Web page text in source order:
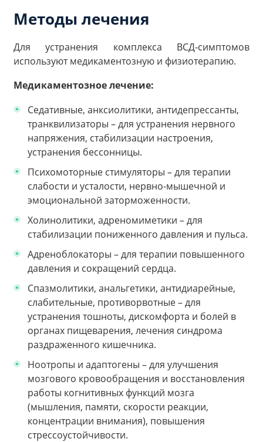
Методы лечения
Для устранения комплекса ВСД-симптомов
используют медикаментозную и физиотерапию.
Медикаментозное лечение:
Седативные, анксиолитики, антидепрессанты,
транквилизаторы – для устранения нервного
напряжения, стабилизации настроения,
устранения бессонницы.
Психомоторные стимуляторы – для терапии
слабости и усталости, нервно-мышечной и
эмоциональной заторможенности.
Холинолитики, адреномиметики – для
стабилизации пониженного давления и пульса.
Адреноблокаторы – для терапии повышенного
давления и сокращений сердца.
Спазмолитики, анальгетики, антидиарейные,
слабительные, противорвотные – для
устранения тошноты, дискомфорта и болей в
органах пищеварения, лечения синдрома
раздраженного кишечника.
Ноотропы и адаптогены – для улучшения
мозгового кровообращения и восстановления
работы когнитивных функций мозга
(мышления, памяти, скорости реакции,
концентрации внимания), повышения
стрессоустойчивости.